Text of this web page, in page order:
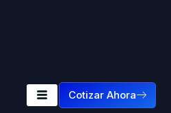
Cotizar Ahora